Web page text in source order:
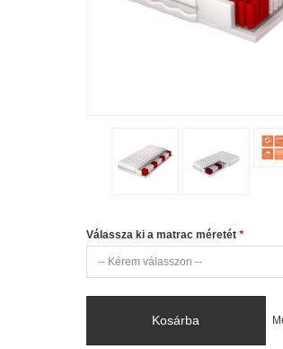
*
Válassza ki a matrac méretét
Kosárba